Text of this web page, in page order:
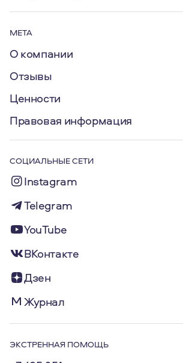
МЕТА
О компании
Отзывы
Ценности
Правовая информация
СОЦИАЛЬНЫЕ СЕТИ
Instagram
Telegram
YouTube
ВКонтакте
Дзен
Журнал
ЭКСТРЕННАЯ ПОМОЩЬ